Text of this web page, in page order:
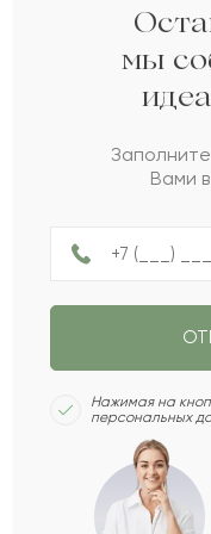
Досай
Сара
Карима
Г
Пимен
мы
Вами
Нажимая на
персональных